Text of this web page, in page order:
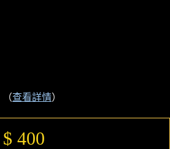
（查看詳情）
$ 400